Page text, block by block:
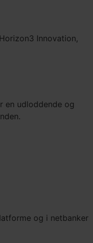
Innovation,
en udloddende og
og i netbanker